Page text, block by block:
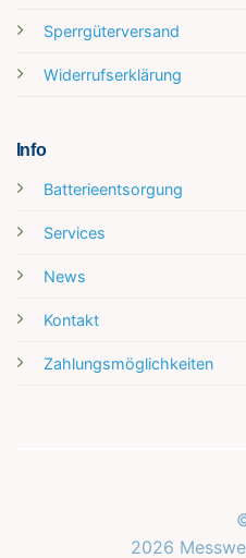
Sperrgüterversand
Widerrufserklärung
Info
Batterieentsorgung
Services
News
Kontakt
Zahlungsmöglichkeiten
2026